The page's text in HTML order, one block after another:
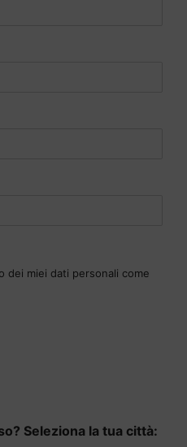
dei miei dati personali come
Seleziona la tua città: